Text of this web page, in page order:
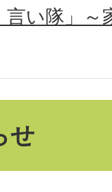
言い隊」
せ